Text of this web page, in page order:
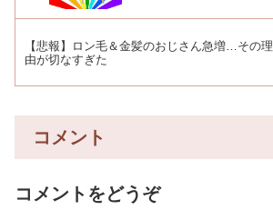
【悲報】ロン毛＆金髪のおじさん急増…その理
由が切なすぎた
コメント
コメントをどうぞ